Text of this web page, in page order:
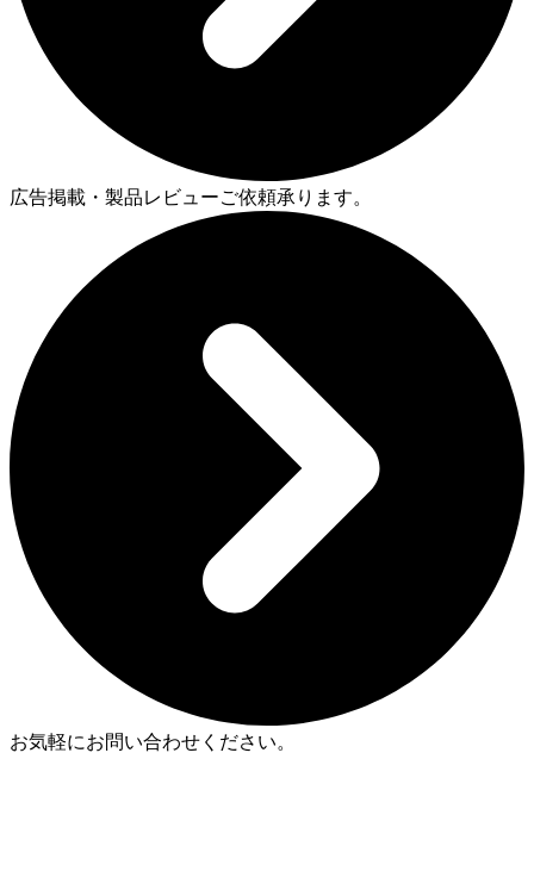
広告掲載・製品レビューご依頼承ります。
お気軽にお問い合わせください。